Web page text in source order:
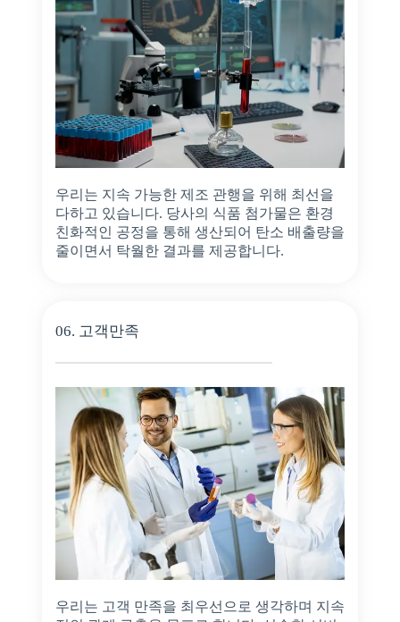
우리는 지속 가능한 제조 관행을 위해 최선을
다하고 있습니다. 당사의 식품 첨가물은 환경
친화적인 공정을 통해 생산되어 탄소 배출량을
줄이면서 탁월한 결과를 제공합니다.
06. 고객만족
우리는 고객 만족을 최우선으로 생각하며 지속